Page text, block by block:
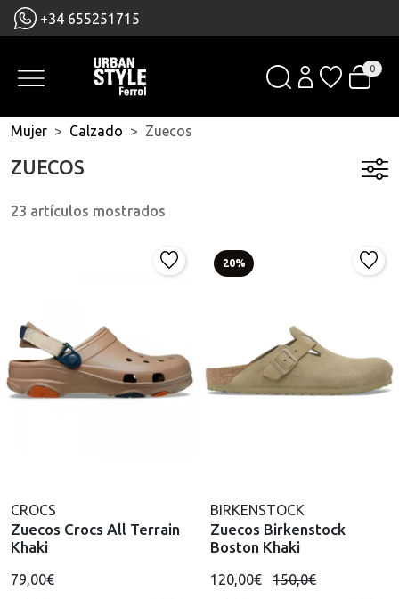
+34 655251715
0
Mujer Calzado Zuecos
ZUECOS
23 artículos mostrados
CROCS
Zuecos Crocs All Terrain
Khaki
79,00€
20%
BIRKENSTOCK
Zuecos Birkenstock
Boston Khaki
120,00€ 150,0€